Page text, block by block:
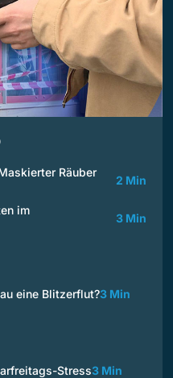
Räuber
2 Min
im
3 Min
eine Blitzerflut?3 Min
Stress3 Min